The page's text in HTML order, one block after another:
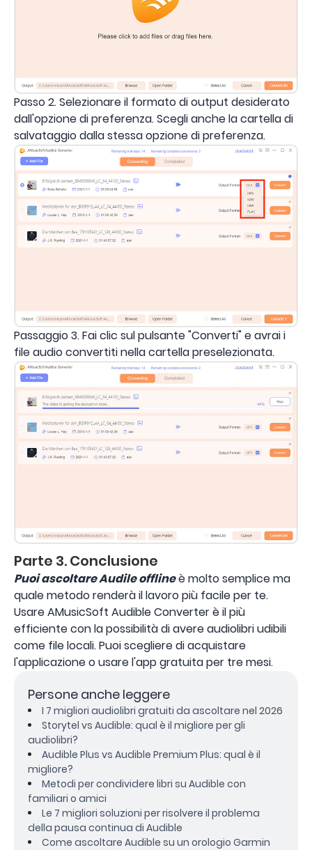
Passo 2. Selezionare il formato di output desiderato
dall'opzione di preferenza. Scegli anche la cartella di
salvataggio dalla stessa opzione di preferenza.
Passaggio 3. Fai clic sul pulsante "Converti" e avrai i
file audio convertiti nella cartella preselezionata.
Parte 3. Conclusione
Puoi ascoltare Audile offlineè molto semplice ma
quale metodo renderà il lavoro più facile per te.
Usare AMusicSoft Audible Converter è il più
efficiente con la possibilità di avere audiolibri udibili
come file locali. Puoi scegliere di acquistare
l'applicazione o usare l'app gratuita per tre mesi.
Persone anche leggere
I 7 migliori audiolibri gratuiti da ascoltare nel 2026
Storytel vs Audible: qual è il migliore per gli
audiolibri?
Audible Plus vs Audible Premium Plus: qual è il
migliore?
Metodi per condividere libri su Audible con
familiari o amici
Le 7 migliori soluzioni per risolvere il problema
della pausa continua di Audible
Come ascoltare Audible su un orologio Garmin